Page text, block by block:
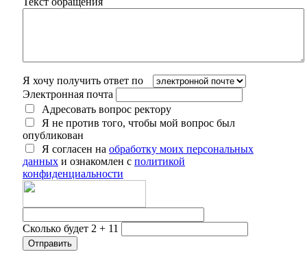
Я хочу получить ответ по
Электронная почта
Адресовать вопрос ректору
Я не против того, чтобы мой вопрос был
опубликован
Я согласен на обработку моих персональных
данных и ознакомлен с политикой
конфиденциальности
Сколько будет 2 + 11